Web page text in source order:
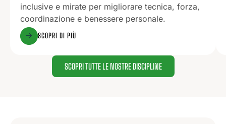
inclusive e mirate per migliorare tecnica, forza,
coordinazione e benessere personale.
SCOPRI DI PIÙ
SCOPRI TUTTE LE NOSTRE DISCIPLINE